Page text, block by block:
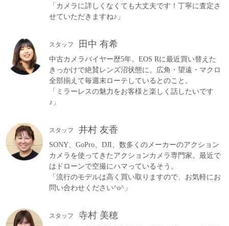
「カメラに詳しくなくても大丈夫です！丁寧に査定さ
せていただきますね♪」
スタッフ 田中 有希
中古カメラバイヤー歴5年。EOS Rに最近買い替えた
きっかけで絶賛レンズ沼状態に。広角・望遠・マクロ
全部揃えて毎週末ローテしているとのこと。
「ミラーレスの魅力をお客様と楽しく話したいです
♪」
スタッフ 井村 友香
SONY、GoPro、DJI、数多くのメーカーのアクション
カメラを使ってきたアクションカメラ専門家。最近で
はドローンで空撮にハマっているそう。
「流行のモデルは高く買い取りますので、お気軽にお
問い合わせください^o^」
スタッフ 寺村 美穂